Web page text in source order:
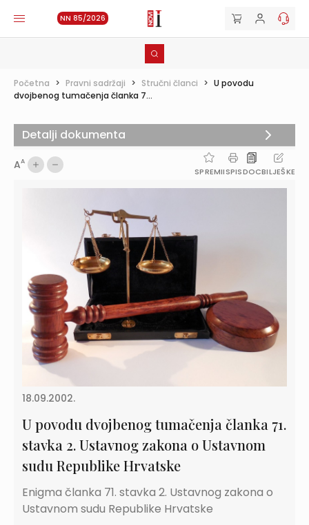
NN 85/2026
Početna > Pravni sadržaji > Stručni članci > U povodu
dvojbenog tumačenja članka 7...
AA
SPREMIISPISDOCBILJEŠKE
18.09.2002.
U povodu dvojbenog tumačenja članka 71.
stavka 2. Ustavnog zakona o Ustavnom
sudu Republike Hrvatske
Enigma članka 71. stavka 2. Ustavnog zakona o
Ustavnom sudu Republike Hrvatske
Detalji dokumenta